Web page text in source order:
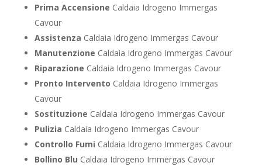
Prima Accensione Caldaia Idrogeno Immergas
Cavour
Assistenza Caldaia Idrogeno Immergas Cavour
Manutenzione Caldaia Idrogeno Immergas Cavour
Riparazione Caldaia Idrogeno Immergas Cavour
Pronto Intervento Caldaia Idrogeno Immergas
Cavour
Sostituzione Caldaia Idrogeno Immergas Cavour
Pulizia Caldaia Idrogeno Immergas Cavour
Controllo Fumi Caldaia Idrogeno Immergas Cavour
Bollino Blu Caldaia Idrogeno Immergas Cavour